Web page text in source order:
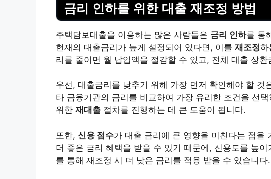
금리 인하를 위한 대출 재조정 방법
주택담보대출을 이용하는 많은 사람들은 금리 인하를 통
현재의 대출금리가 높게 설정되어 있다면, 이를 재조정하
리를 줄이면 월 납입액을 절감할 수 있고, 전체 대출 상
우선, 대출금리를 낮추기 위해 가장 먼저 확인해야 할
타 금융기관의 금리를 비교하여 가장 유리한 조건을 선
위한 재대출 절차를 진행하는 데 큰 도움이 됩니다.
또한, 신용 점수가 대출 금리에 큰 영향을 미친다는 점을
더 좋은 금리 혜택을 받을 수 있기 때문에, 신용도를 높
를 통해 재조정 시 더 낮은 금리를 적용 받을 수 있습니다.